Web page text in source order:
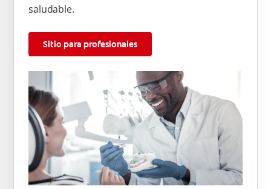
saludable.
Sitio para profesionales